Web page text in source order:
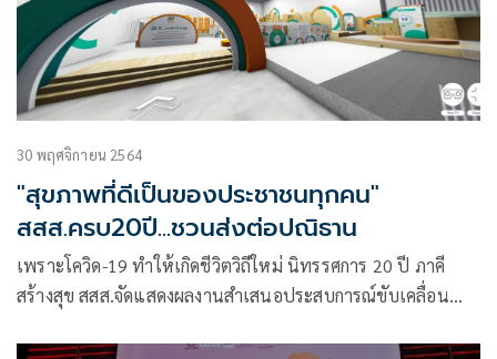
30 พฤศจิกายน 2564
"สุขภาพที่ดีเป็นของประชาชนทุกคน"
สสส.ครบ20ปี...ชวนส่งต่อปณิธาน
เพราะโควิด-19 ทำให้เกิดชีวิตวิถีใหม่ นิทรรศการ 20 ปี ภาคี
สร้างสุข สสส.จัดแสดงผลงานสำเสนอประสบการณ์ขับเคลื่อน